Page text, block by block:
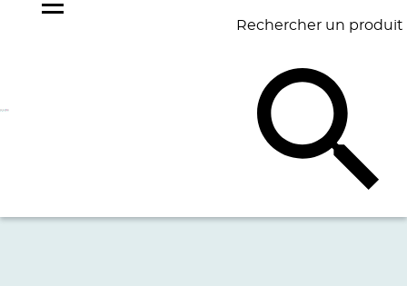
Rechercher un produit
BAGAGERIE BUREAU